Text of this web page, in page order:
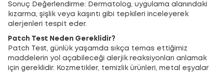
Sonuç Değerlendirme: Dermatolog, uygulama alanındaki
kızarma, şişlik veya kaşıntı gibi tepkileri inceleyerek
alerjenleri tespit eder.
Patch Test Neden Gereklidir?
Patch Test, günlük yaşamda sıkça temas ettiğimiz
maddelerin yol açabileceği alerjik reaksiyonları anlamak
için gereklidir. Kozmetikler, temizlik ürünleri, metal eşyalar